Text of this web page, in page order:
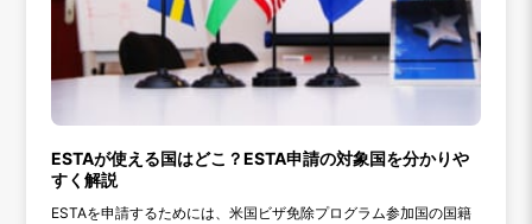
ESTAが使える国はどこ？ESTA申請の対象国を分かりや
すく解説
ESTAを申請するためには、米国ビザ免除プログラム参加国の国籍